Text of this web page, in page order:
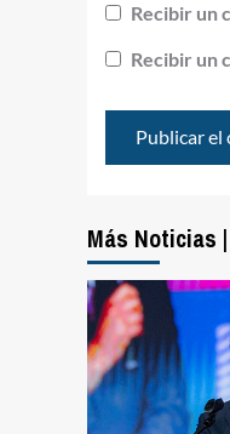
Recibir un
Recibir un
Más Noticias